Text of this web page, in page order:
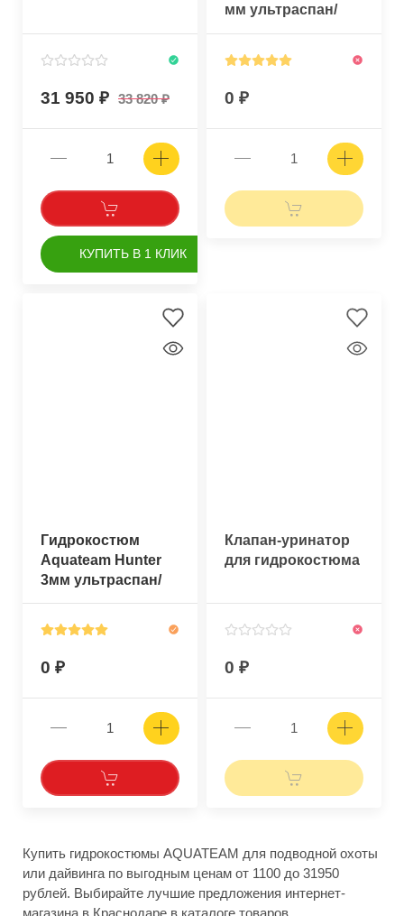
31 950 33 820
КУПИТЬ В 1 КЛИК
мм ультраспан/
0
Гидрокостюм
Aquateam Hunter
3мм ультраспан/
открытая пора
0
Клапан-уринатор
для гидрокостюма
0
Купить гидрокостюмы AQUATEAM для подводной охоты
или дайвинга по выгодным ценам от 1100 до 31950
рублей. Выбирайте лучшие предложения интернет-
магазина в Краснодаре в каталоге товаров